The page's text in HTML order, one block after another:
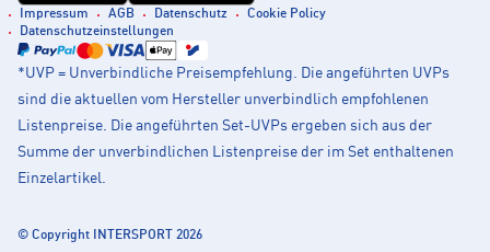
Impressum AGB Datenschutz
Cookie Policy
Datenschutzeinstellungen
*UVP = Unverbindliche Preisempfehlung. Die angeführten UVPs
sind die aktuellen vom Hersteller unverbindlich empfohlenen
Listenpreise. Die angeführten Set-UVPs ergeben sich aus der
Summe der unverbindlichen Listenpreise der im Set enthaltenen
Einzelartikel.
© Copyright INTERSPORT 2026